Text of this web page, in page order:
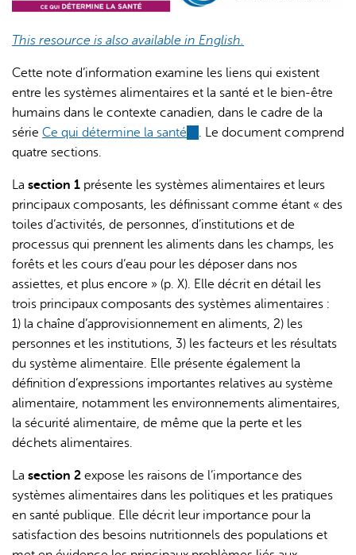
This resource is also available in English.
Cette note d’information examine les liens qui existent
entre les systèmes alimentaires et la santé et le bien-être
humains dans le contexte canadien, dans le cadre de la
série Ce qui détermine la santé (link
. Le document comprend
quatre sections.
La section 1 présente les systèmes alimentaires et leurs
principaux composants, les définissant comme étant « des
toiles d’activités, de personnes, d’institutions et de
processus qui prennent les aliments dans les champs, les
forêts et les cours d’eau pour les déposer dans nos
assiettes, et plus encore » (p. X). Elle décrit en détail les
trois principaux composants des systèmes alimentaires :
1) la chaîne d’approvisionnement en aliments, 2) les
personnes et les institutions, 3) les facteurs et les résultats
du système alimentaire. Elle présente également la
définition d’expressions importantes relatives au système
alimentaire, notamment les environnements alimentaires,
la sécurité alimentaire, de même que la perte et les
déchets alimentaires.
La section 2 expose les raisons de l’importance des
systèmes alimentaires dans les politiques et les pratiques
en santé publique. Elle décrit leur importance pour la
satisfaction des besoins nutritionnels des populations et